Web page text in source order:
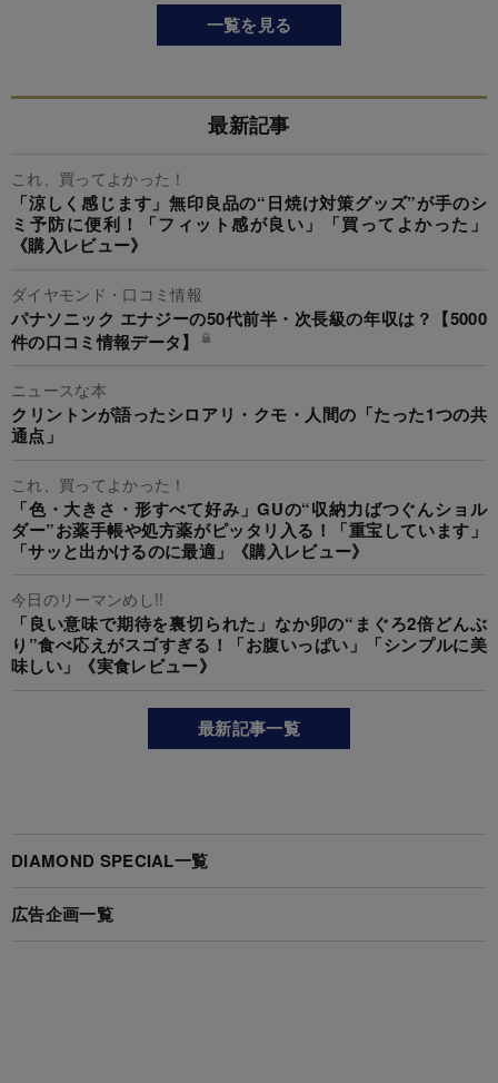
一覧を見る
最新記事
これ、買ってよかった！
「涼しく感じます」無印良品の“日焼け対策グッズ”が手のシ
ミ予防に便利！「フィット感が良い」「買ってよかった」
《購入レビュー》
ダイヤモンド・口コミ情報
パナソニック エナジーの50代前半・次長級の年収は？【5000
件の口コミ情報データ】
ニュースな本
クリントンが語ったシロアリ・クモ・人間の「たった1つの共
通点」
これ、買ってよかった！
「色・大きさ・形すべて好み」GUの“収納力ばつぐんショル
ダー”お薬手帳や処方薬がピッタリ入る！「重宝しています」
「サッと出かけるのに最適」《購入レビュー》
今日のリーマンめし!!
「良い意味で期待を裏切られた」なか卯の“まぐろ2倍どんぶ
り”食べ応えがスゴすぎる！「お腹いっぱい」「シンプルに美
味しい」《実食レビュー》
最新記事一覧
DIAMOND SPECIAL一覧
広告企画一覧